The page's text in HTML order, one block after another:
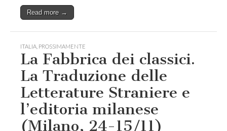
Read more →
ITALIA PROSSIMAMENTE
La Fabbrica dei classici.
La Traduzione delle
Letterature Straniere e
l’editoria milanese
(Milano, 24-15/11)